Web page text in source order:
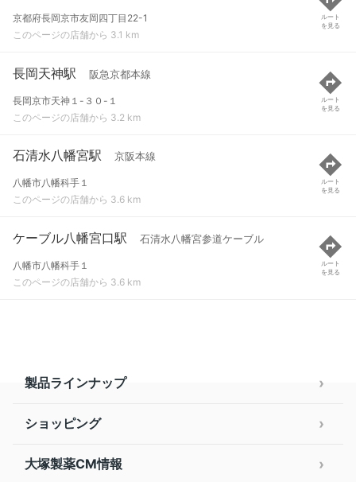
京都府長岡京市友岡四丁目22-1
このページの店舗から 3.1 km
ルート
を見る
長岡天神駅 阪急京都本線
長岡京市天神１-３０-１
このページの店舗から 3.2 km
ルート
を見る
石清水八幡宮駅 京阪本線
八幡市八幡科手１
このページの店舗から 3.6 km
ルート
を見る
ケーブル八幡宮口駅 石清水八幡宮参道ケーブル
八幡市八幡科手１
このページの店舗から 3.6 km
ルート
を見る
製品ラインナップ
ショッピング
大塚製薬CM情報